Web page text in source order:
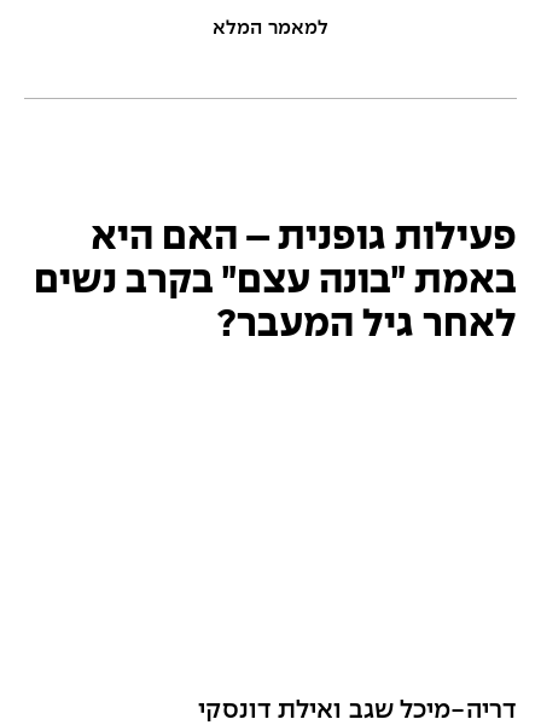
למאמר המלא
פעילות גופנית – האם היא
באמת ״בונה עצם״ בקרב נשים
לאחר גיל המעבר?
דריה-מיכל שגב ואילת דונסקי